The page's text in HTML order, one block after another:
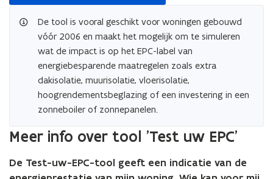
venster
De tool is vooral geschikt voor woningen gebouwd
vóór 2006 en maakt het mogelijk om te simuleren
wat de impact is op het EPC-label van
energiebesparende maatregelen zoals extra
dakisolatie, muurisolatie, vloerisolatie,
hoogrendementsbeglazing of een investering in een
zonneboiler of zonnepanelen.
Meer info over tool 'Test uw EPC'
De Test-uw-EPC-tool geeft een indicatie van de